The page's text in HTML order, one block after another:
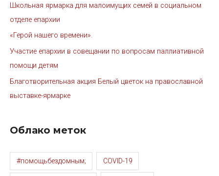
Школьная ярмарка для малоимущих семей в социальном
отделе епархии
«Герой нашего времени».
Участие епархии в совещании по вопросам паллиативной
помощи детям
Благотворительная акция Белый цветок на православной
выставке-ярмарке
Облако меток
#помощьбездомным; COVID-19